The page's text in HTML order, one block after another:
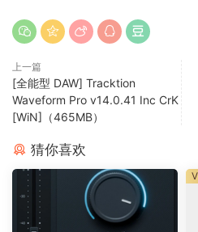
✓三通道振荡器：
半模块化引擎配备三个振荡器通
制、波表合成、颗粒采样和波形
波器、调制器和效果器进行路由
色。
Absynth 6 中经过改进的采样编
循环点、播放模式和波形变形——
如此深入地集成。它能够以无与
上一篇
[全能型 DAW] Tracktion
Waveform Pro v14.0.41 Inc CrK
[WiN]（465MB）
猜你喜欢